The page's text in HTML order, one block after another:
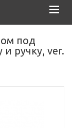
под
ручку, ver.